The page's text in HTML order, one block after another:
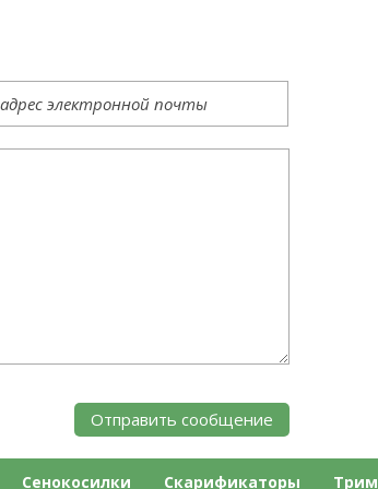
Сенокосилки Скарификаторы